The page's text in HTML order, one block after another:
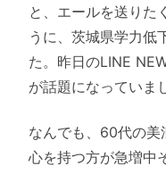
と、エールを送りた
うに、茨城県学力低
た。昨日のLINE
が話題になっていま
なんでも、60代の美
心を持つ方が急増中